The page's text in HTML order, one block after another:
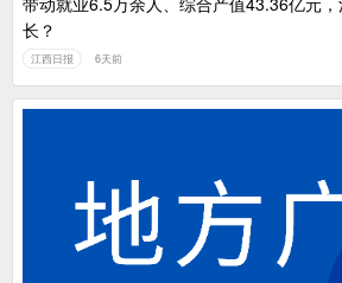
长？
江西日报 6天前